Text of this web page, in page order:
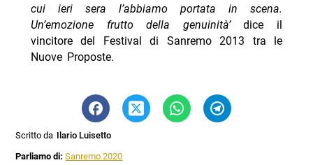
cui ieri sera l’abbiamo portata in scena.
Un’emozione frutto della genuinità’dice il
vincitore del Festival di Sanremo 2013 tra le
Nuove Proposte.
Scritto da Ilario Luisetto
Parliamo di:Sanremo 2020